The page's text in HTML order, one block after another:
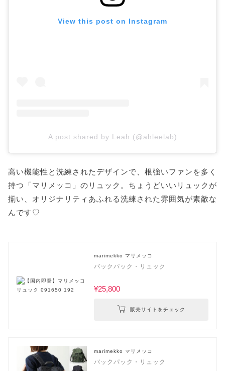
View this post on Instagram
A post shared by Leah (@ahleelab)
高い機能性と洗練されたデザインで、根強いファンを多く
持つ「マリメッコ」のリュック。ちょうどいいリュックが
揃い、オリジナリティあふれる洗練された雰囲気が素敵な
んです♡
marimekko マリメッコ
バックパック・リュック
¥25,800
販売サイトをチェック
marimekko マリメッコ
バックパック・リュック